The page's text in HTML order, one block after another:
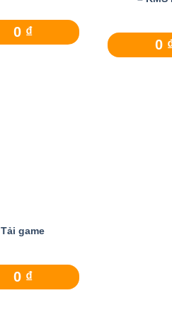
0 ₫
0
Tải game
0 ₫